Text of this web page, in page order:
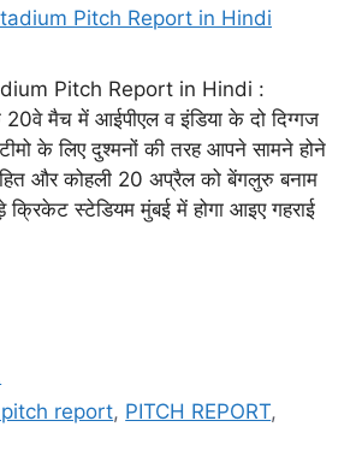
Pitch Report in Hindi :
मैच में आईपीएल व इंडिया के दो दिग्गज
के लिए दुश्मनों की तरह आपने सामने होने
और कोहली 20 अप्रैल को बेंगलुरु बनाम
स्टेडियम मुंबई में होगा आइए गहराई
pitch report, PITCH REPORT,